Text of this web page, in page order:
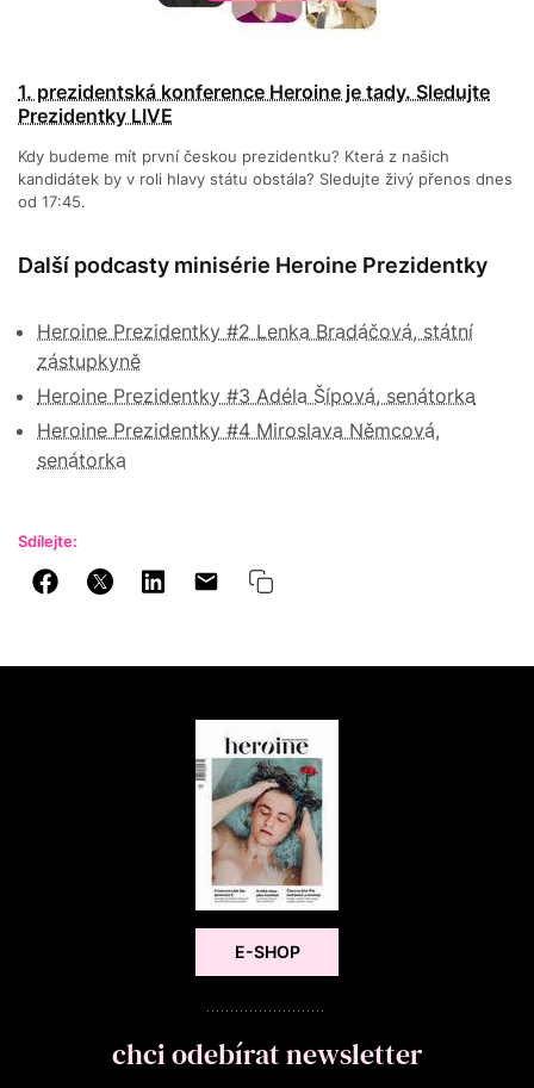
1. prezidentská konference Heroine je tady. Sledujte
Prezidentky LIVE
Kdy budeme mít první českou prezidentku? Která z našich
kandidátek by v roli hlavy státu obstála? Sledujte živý přenos dnes
od 17:45.
Další podcasty minisérie Heroine Prezidentky
Heroine Prezidentky #2 Lenka Bradáčová, státní
zástupkyně
Heroine Prezidentky #3 Adéla Šípová, senátorka
Heroine Prezidentky #4 Miroslava Němcová,
senátorka
Sdílejte:
E-SHOP
chci odebírat newsletter